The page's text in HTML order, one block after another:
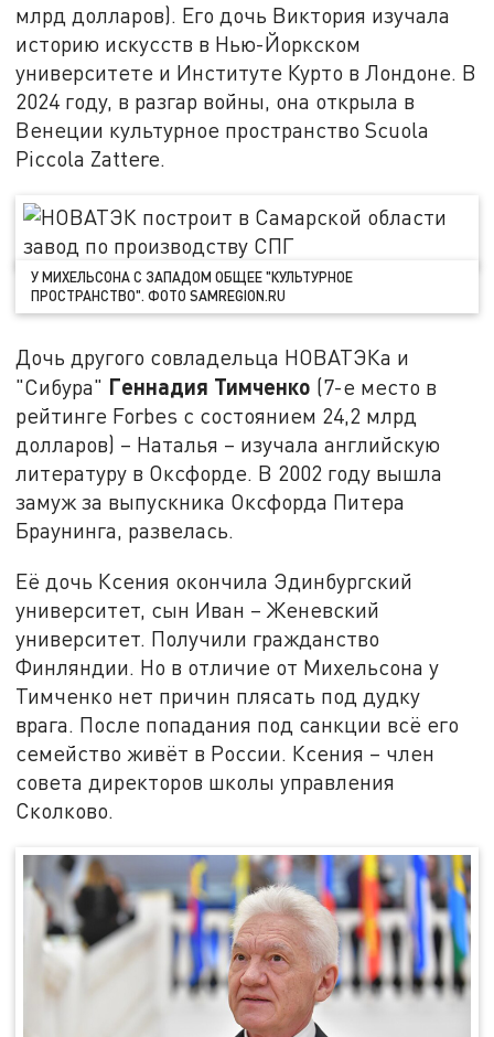
млрд долларов). Его дочь Виктория изучала
историю искусств в Нью-Йоркском
университете и Институте Курто в Лондоне. В
2024 году, в разгар войны, она открыла в
Венеции культурное пространство Scuola
Piccola Zattere.
У МИХЕЛЬСОНА С ЗАПАДОМ ОБЩЕЕ "КУЛЬТУРНОЕ
ПРОСТРАНСТВО". ФОТО SAMREGION.RU
Дочь другого совладельца НОВАТЭКа и
"Сибура" Геннадия Тимченко (7-е место в
рейтинге Forbes с состоянием 24,2 млрд
долларов) – Наталья – изучала английскую
литературу в Оксфорде. В 2002 году вышла
замуж за выпускника Оксфорда Питера
Браунинга, развелась.
Её дочь Ксения окончила Эдинбургский
университет, сын Иван – Женевский
университет. Получили гражданство
Финляндии. Но в отличие от Михельсона у
Тимченко нет причин плясать под дудку
врага. После попадания под санкции всё его
семейство живёт в России. Ксения – член
совета директоров школы управления
Сколково.